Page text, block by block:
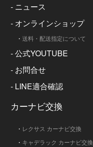
- ニュース
- オンラインショップ
・送料・配送指定について
-公式YOUTUBE
- お問合せ
- LINE適合確認
カーナビ交換
・ レクサス カーナビ交換
・ キャデラック カーナビ交換